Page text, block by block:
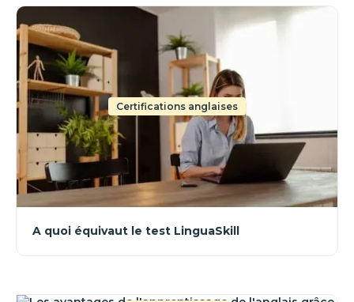
Certifications anglaises
A quoi équivaut le test LinguaSkill